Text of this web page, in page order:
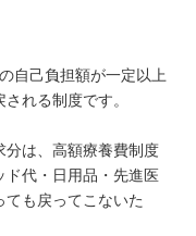
自己負担額が一定以上
れる制度です。
分は、高額療養費制度
ド代・日用品・先進医
も戻ってこないた